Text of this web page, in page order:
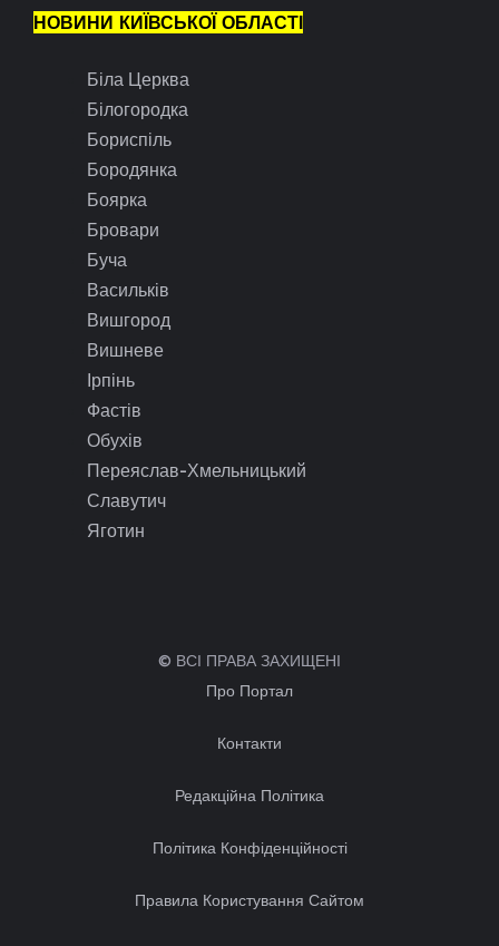
НОВИНИ КИЇВСЬКОЇ ОБЛАСТІ
Біла Церква
Білогородка
Бориспіль
Бородянка
Боярка
Бровари
Буча
Васильків
Вишгород
Вишневе
Ірпінь
Фастів
Обухів
Переяслав-Хмельницький
Славутич
Яготин
© ВСІ ПРАВА ЗАХИЩЕНІ
Про Портал
Контакти
Редакційна Політика
Політика Конфіденційності
Правила Користування Сайтом